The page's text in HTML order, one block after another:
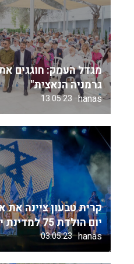
מגדל העמק: חוגגים את
גרמניה הנאצית"
hanas
13.05.23
קרית טבעון ציינה את
יום הולדת 75 למדינת ישראל
hanas
03.05.23